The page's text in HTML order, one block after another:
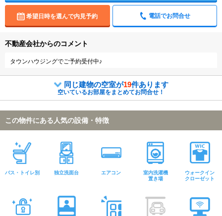
希望日時を選んで内見予約 電話でお問合せ
不動産会社からのコメント
タウンハウジングでご予約受付中♪
同じ建物の空室が19件あります
空いているお部屋をまとめてお問合せ！
この物件にある人気の設備・特徴
バス・トイレ別 独立洗面台 エアコン
室内洗濯機
置き場
ウォークイン
クローゼット